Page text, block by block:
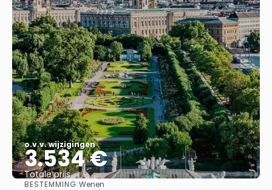
o.v.v. wijzigingen
3.534 €
Totale prijs
BESTEMMING:Wenen